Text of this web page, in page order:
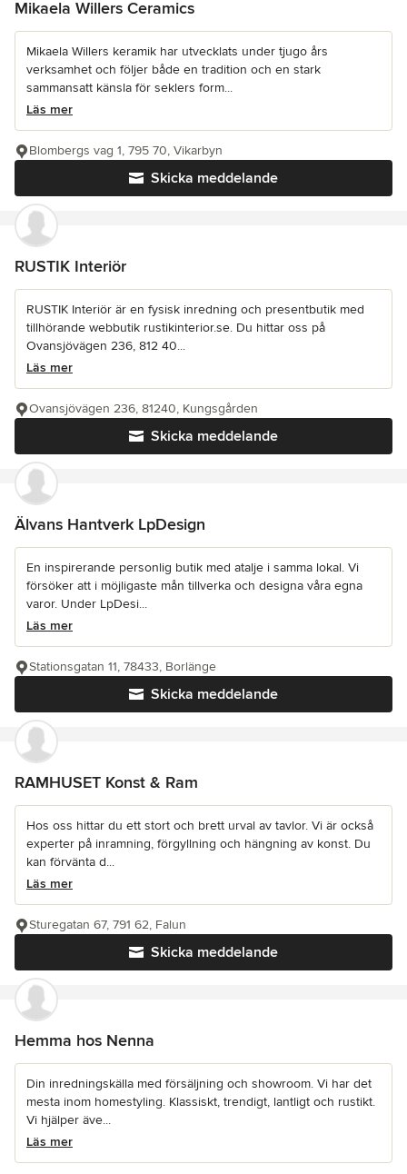
Mikaela Willers Ceramics
Mikaela Willers keramik har utvecklats under tjugo års
verksamhet och följer både en tradition och en stark
sammansatt känsla för seklers form...
Läs mer
Skicka meddelande
Blombergs vag 1, 795 70, Vikarbyn
RUSTIK Interiör
RUSTIK Interiör är en fysisk inredning och presentbutik med
tillhörande webbutik rustikinterior.se. Du hittar oss på
Ovansjövägen 236, 812 40...
Läs mer
Skicka meddelande
Ovansjövägen 236, 81240, Kungsgården
Älvans Hantverk LpDesign
En inspirerande personlig butik med atalje i samma lokal. Vi
försöker att i möjligaste mån tillverka och designa våra egna
varor. Under LpDesi...
Läs mer
Skicka meddelande
Stationsgatan 11, 78433, Borlänge
RAMHUSET Konst & Ram
Hos oss hittar du ett stort och brett urval av tavlor. Vi är också
experter på inramning, förgyllning och hängning av konst. Du
kan förvänta d...
Läs mer
Skicka meddelande
Sturegatan 67, 791 62, Falun
Hemma hos Nenna
Din inredningskälla med försäljning och showroom. Vi har det
mesta inom homestyling. Klassiskt, trendigt, lantligt och rustikt.
Vi hjälper äve...
Läs mer